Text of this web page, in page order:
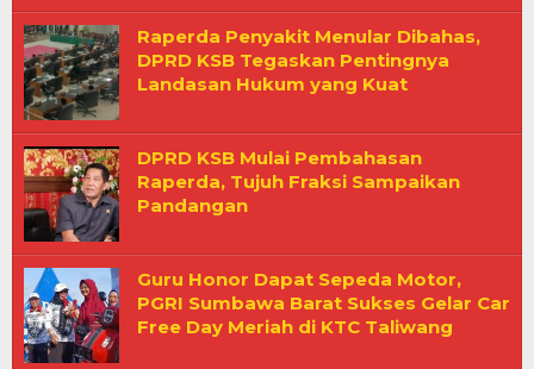
Raperda Penyakit Menular Dibahas,
DPRD KSB Tegaskan Pentingnya
Landasan Hukum yang Kuat
DPRD KSB Mulai Pembahasan
Raperda, Tujuh Fraksi Sampaikan
Pandangan
Guru Honor Dapat Sepeda Motor,
PGRI Sumbawa Barat Sukses Gelar Car
Free Day Meriah di KTC Taliwang